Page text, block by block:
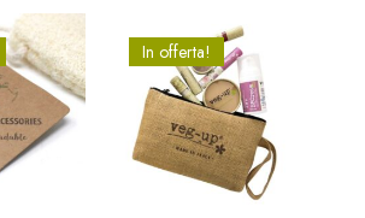
In offerta!